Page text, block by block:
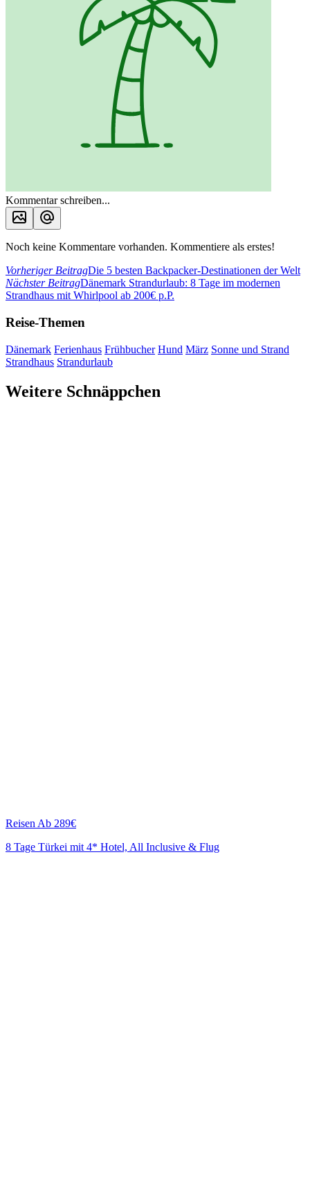
Kommentar schreiben...
Noch keine Kommentare vorhanden. Kommentiere als erstes!
Vorheriger BeitragDie 5 besten Backpacker-Destinationen der Welt
Nächster BeitragDänemark Strandurlaub: 8 Tage im modernen
Strandhaus mit Whirlpool ab 200€ p.P.
Reise-Themen
Dänemark Ferienhaus Frühbucher Hund März Sonne und Strand
Strandhaus Strandurlaub
Weitere Schnäppchen
Reisen Ab 289€
8 Tage Türkei mit 4* Hotel, All Inclusive & Flug